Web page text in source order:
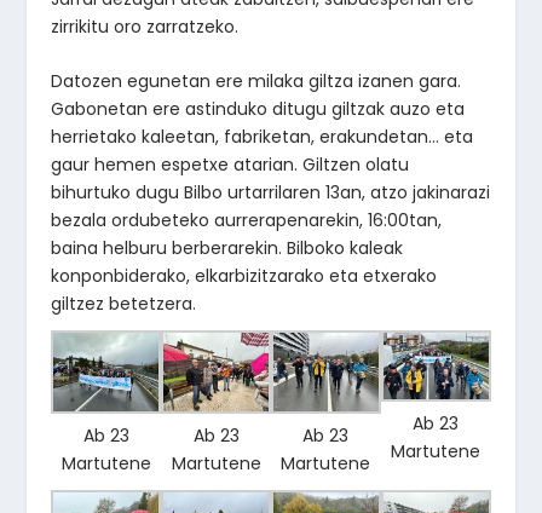
zirrikitu oro zarratzeko.
Datozen egunetan ere milaka giltza izanen gara.
Gabonetan ere astinduko ditugu giltzak auzo eta
herrietako kaleetan, fabriketan, erakundetan… eta
gaur hemen espetxe atarian. Giltzen olatu
bihurtuko dugu Bilbo urtarrilaren 13an, atzo jakinarazi
bezala ordubeteko aurrerapenarekin, 16:00tan,
baina helburu berberarekin. Bilboko kaleak
konponbiderako, elkarbizitzarako eta etxerako
giltzez betetzera.
Ab 23
Martutene
Ab 23
Martutene
Ab 23
Martutene
Ab 23
Martutene